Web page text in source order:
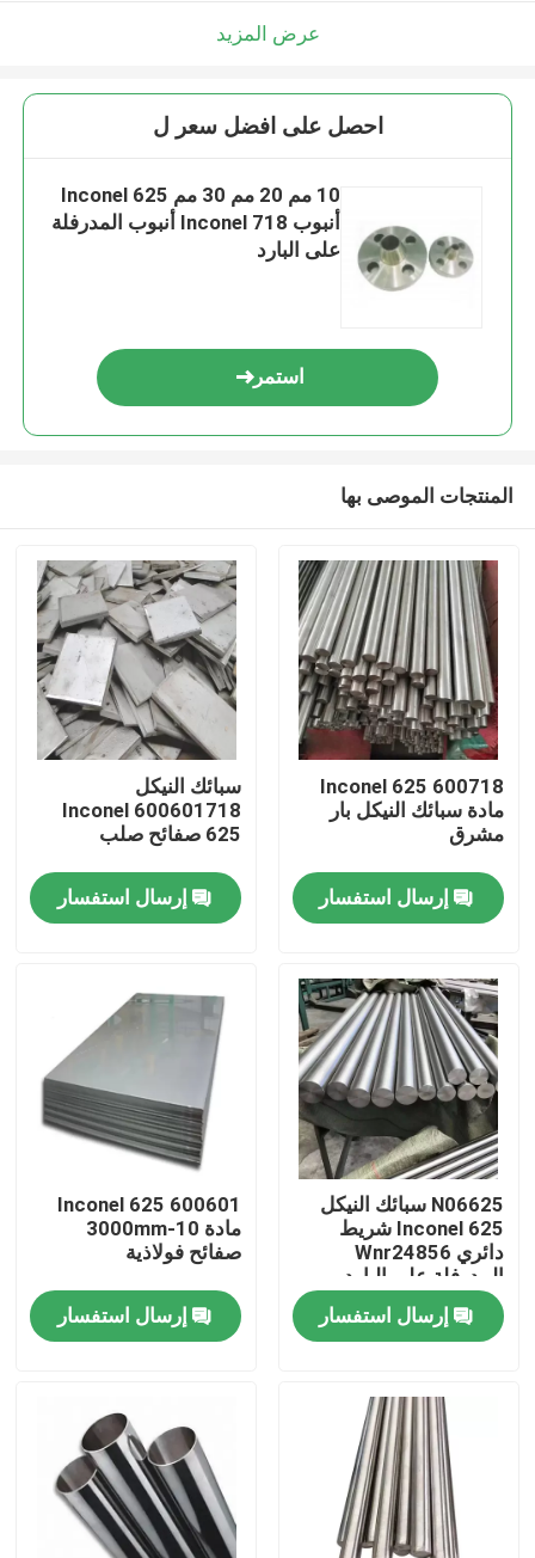
معلومات عنا
جولة في المعمل
مراقبة الجودة
اتصل بنا
مادة Inconel 600
مادة Incoloy 800
مادة Inconel 718
عرض المزيد
احصل على افضل سعر ل
10 مم 20 مم 30 مم Inconel 625
أنبوب Inconel 718 أنبوب المدرفلة
على البارد
استمر
المنتجات الموصى بها
600718 Inconel 625
مادة سبائك النيكل بار
مشرق
إرسال استفسار
سبائك النيكل
600601718 Inconel
625 صفائح صلب
إرسال استفسار
N06625 سبائك النيكل
Inconel 625 شريط
دائري Wnr24856
المدرفلة على البارد
إرسال استفسار
600601 Inconel 625
مادة 10-3000mm
صفائح فولاذية
إرسال استفسار